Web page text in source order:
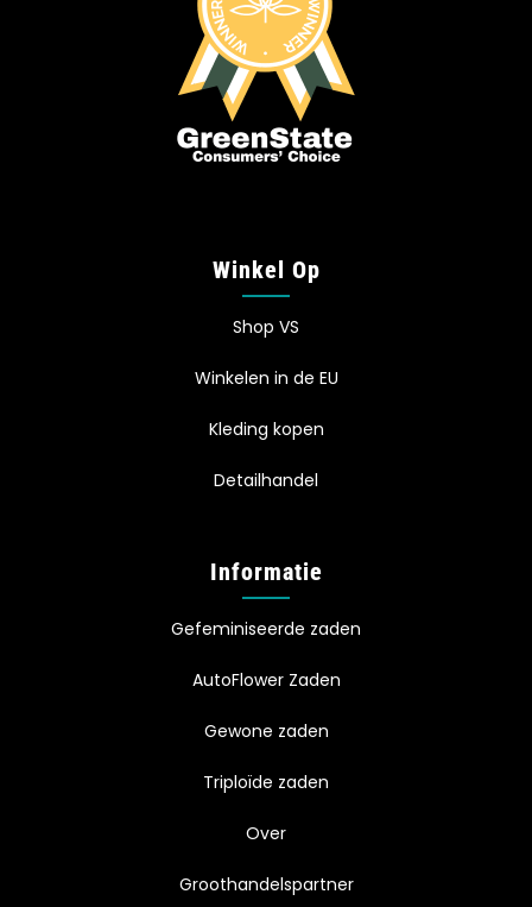
Winkel Op
Shop VS
Winkelen in de EU
Kleding kopen
Detailhandel
Informatie
Gefeminiseerde zaden
AutoFlower Zaden
Gewone zaden
Triploïde zaden
Over
Groothandelspartner